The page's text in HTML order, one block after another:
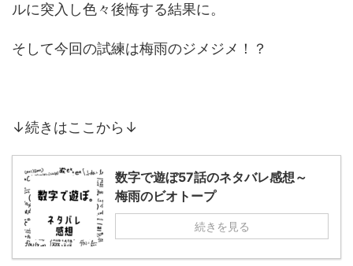
ルに突入し色々後悔する結果に。
そして今回の試練は梅雨のジメジメ！？
↓続きはここから↓
数字で遊ぼ57話のネタバレ感想～
梅雨のビオトープ
続きを見る